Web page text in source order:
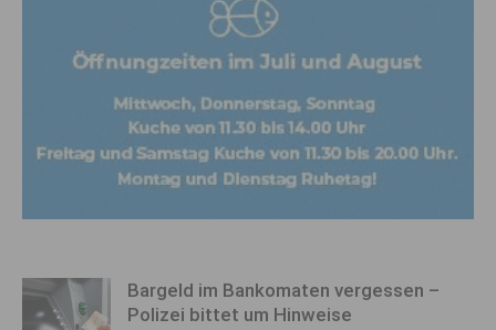
Bargeld im Bankomaten vergessen –
Polizei bittet um Hinweise